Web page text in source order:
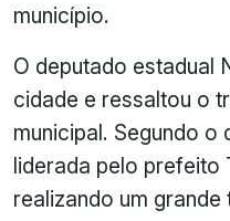
município.
O deputado estadual
cidade e ressaltou o
municipal. Segundo o
liderada pelo prefeito
realizando um